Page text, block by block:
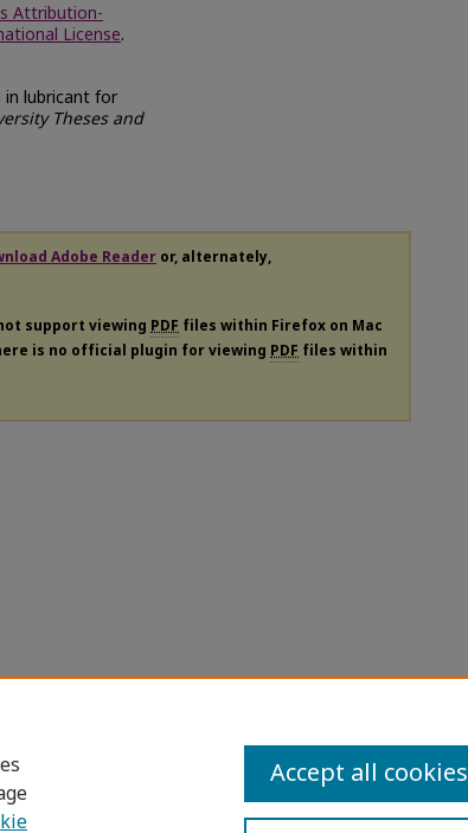
Attribution-
License.
lubricant for
Theses and
Adobe Reader or, alternately,
support viewing PDF files within Firefox on Mac
is no official plugin for viewing PDF files within
Accept all cookies